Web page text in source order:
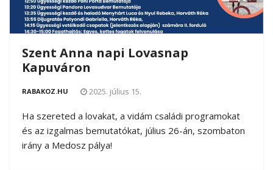
Szent Anna napi Lovasnap
Kapuváron
RABAKOZ.HU 2025. július 15.
Ha szereted a lovakat, a vidám családi programokat
és az izgalmas bemutatókat, július 26-án, szombaton
irány a Medosz pálya!